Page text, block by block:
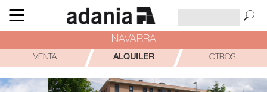
NAVARRA
VENTA ALQUILER OTROS